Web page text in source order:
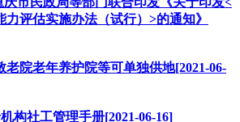
力评估实施办法（试行）>的通知》
老院老年养护院等可单独供地[2021-06-
构社工管理手册[2021-06-16]